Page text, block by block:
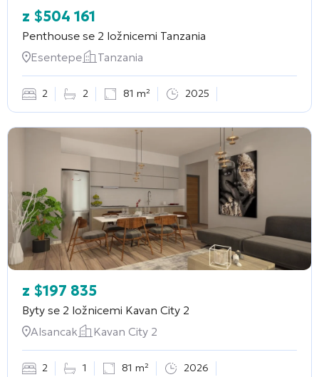
z $504 161
Penthouse se 2 ložnicemi Tanzania
Esentepe
Tanzania
2 2 81 m² 2025
z $197 835
Byty se 2 ložnicemi Kavan City 2
Alsancak
Kavan City 2
2 1 81 m² 2026